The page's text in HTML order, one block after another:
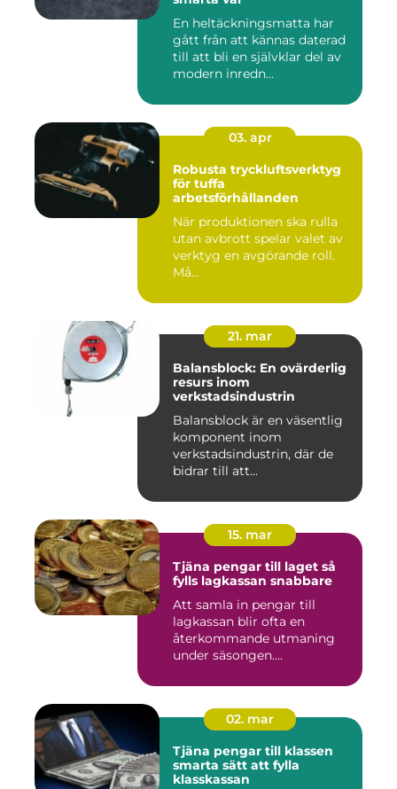
En heltäckningsmatta har
gått från att kännas daterad
till att bli en självklar del av
modern inredn...
03. apr
Robusta tryckluftsverktyg
för tuffa
arbetsförhållanden
När produktionen ska rulla
utan avbrott spelar valet av
verktyg en avgörande roll.
Må...
21. mar
Balansblock: En ovärderlig
resurs inom
verkstadsindustrin
Balansblock är en väsentlig
komponent inom
verkstadsindustrin, där de
bidrar till att...
15. mar
Tjäna pengar till laget så
fylls lagkassan snabbare
Att samla in pengar till
lagkassan blir ofta en
återkommande utmaning
under säsongen.
02. mar
Tjäna pengar till klassen
smarta sätt att fylla
klasskassan